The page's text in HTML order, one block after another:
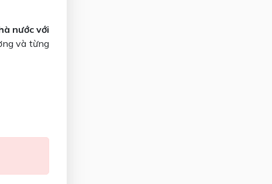
nước với
và từng